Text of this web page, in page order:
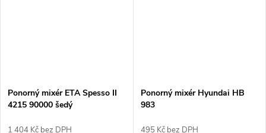
Ponorný mixér ETA Spesso II
4215 90000 šedý
1 404 Kč bez DPH
Ponorný mixér Hyundai HB
983
495 Kč bez DPH